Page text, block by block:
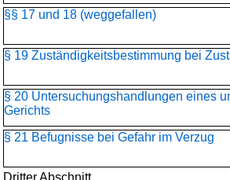
§§ 17 und 18 (weggefallen)
§ 19 Zuständigkeitsbestimmung bei
§ 20 Untersuchungshandlungen eines
Gerichts
§ 21 Befugnisse bei Gefahr im Verzug
Dritter Abschnitt